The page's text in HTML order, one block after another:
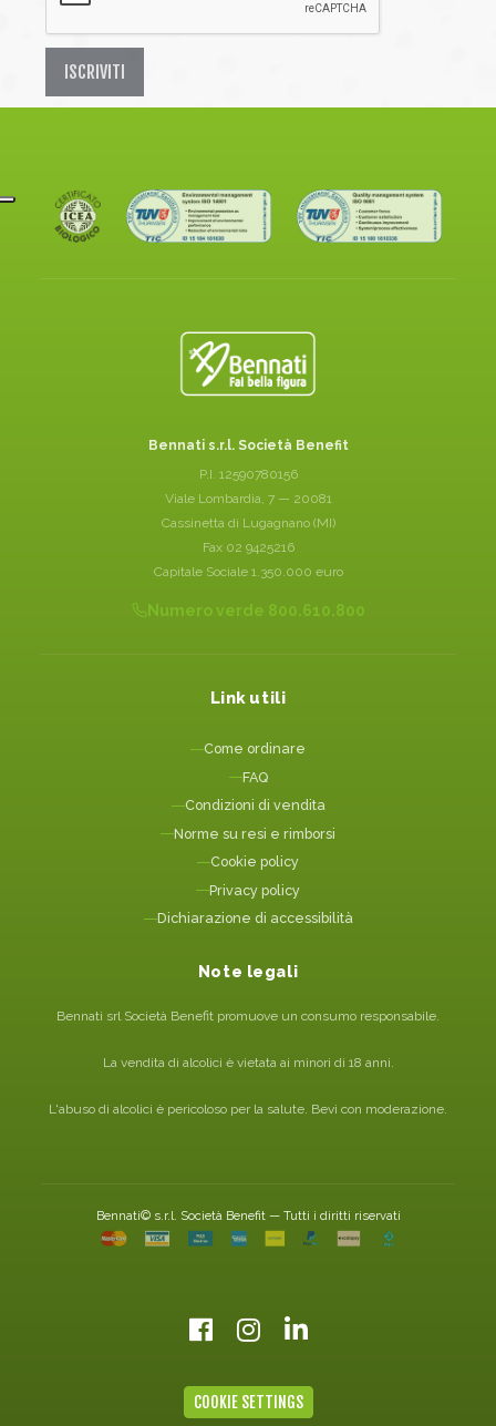
ISCRIVITI
Bennati s.r.l. Società Benefit
P.I. 12590780156
Viale Lombardia, 7 — 20081
Cassinetta di Lugagnano (MI)
Fax 02 9425216
Capitale Sociale 1.350.000 euro
Numero verde 800.610.800
Link utili
Come ordinare
FAQ
Condizioni di vendita
Norme su resi e rimborsi
Cookie policy
Privacy policy
Dichiarazione di accessibilità
Note legali
Bennati srl Società Benefit promuove un consumo responsabile.
La vendita di alcolici è vietata ai minori di 18 anni.
L'abuso di alcolici è pericoloso per la salute. Bevi con moderazione.
Bennati© s.r.l. Società Benefit — Tutti i diritti riservati
COOKIE SETTINGS